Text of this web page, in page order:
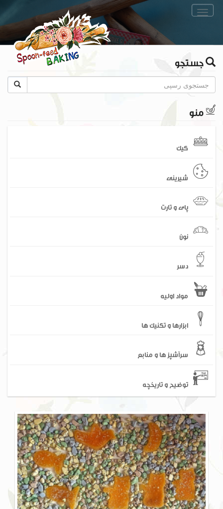
Toggle
جستجو
منو
کیک
شیرینی
پای و تارت
نون
دسر
مواد اولیه
ابزارها و تکنیک ها
سرآشپز ها و منابع
توضیح و تاریخچه